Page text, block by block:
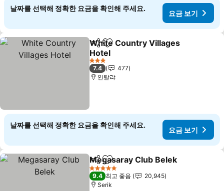
날짜를 선택해 정확한 요금을 확인해 주세요.
요금 보기
공유 즐겨찾기에 추가
White Country Villages
Hotel
3 성급
7.4
477
안탈랴
날짜를 선택해 정확한 요금을 확인해 주세요.
요금 보기
공유 즐겨찾기에 추가
Megasaray Club Belek
5 성급
9.4 최고 좋음
20,945
Serik